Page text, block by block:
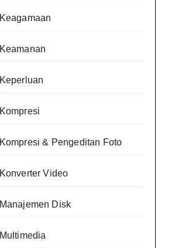
Keagamaan
Keamanan
Keperluan
Kompresi
Kompresi & Pengeditan Foto
Konverter Video
Manajemen Disk
Multimedia